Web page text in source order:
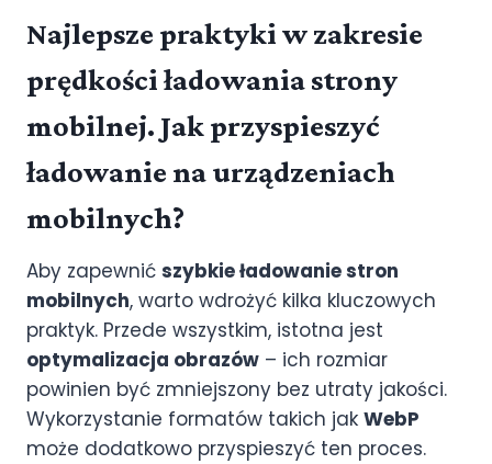
Najlepsze praktyki w zakresie
prędkości ładowania strony
mobilnej. Jak przyspieszyć
ładowanie na urządzeniach
mobilnych?
Aby zapewnić szybkie ładowanie stron
mobilnych, warto wdrożyć kilka kluczowych
praktyk. Przede wszystkim, istotna jest
optymalizacja obrazów – ich rozmiar
powinien być zmniejszony bez utraty jakości.
Wykorzystanie formatów takich jak WebP
może dodatkowo przyspieszyć ten proces.